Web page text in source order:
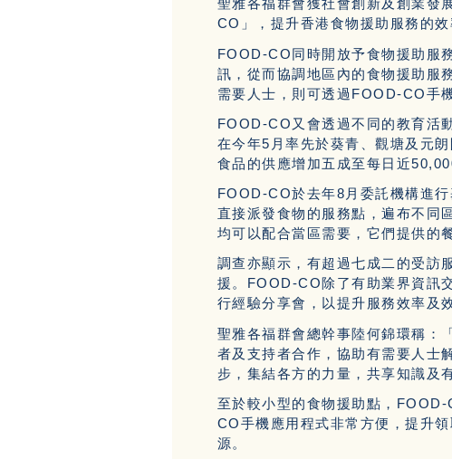
聖雅各福群會獲社會創新及創業發
CO」，提升香港食物援助服務的
FOOD-CO同時開放予食物援助服
訊，從而協調地區內的食物援助服
需要人士，則可透過FOOD-CO手
FOOD-CO又會透過不同的教育活
在今年5月率先於葵青、觀塘及元
食品的供應增加五成至每日近
FOOD-CO於去年8月委託機構進
直接派發食物的服務點，遍布不同
均可以配合當區需要，它們提供的
調查亦顯示，有超過七成二的受訪
援。FOOD-CO除了有助業界資訊
行經驗分享會，以提升服務效率及
聖雅各福群會總幹事陸何錦環稱：
者及支持者合作，協助有需要人士
步，集結各方的力量，共享知識及
至於較小型的食物援助點，
CO手機應用程式非常方便，提升
源。